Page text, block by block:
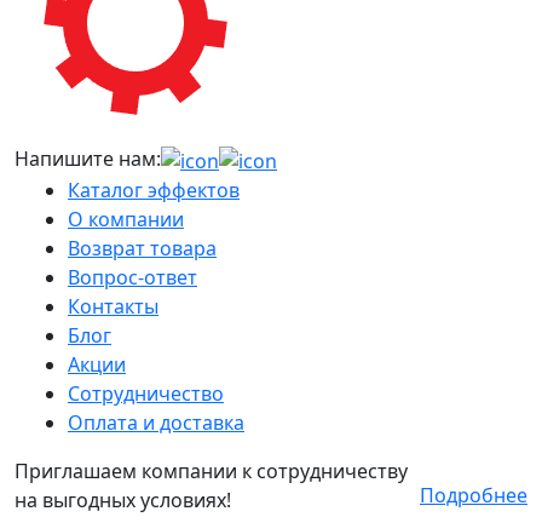
Напишите нам:
Каталог эффектов
О компании
Возврат товара
Вопрос-ответ
Контакты
Блог
Акции
Сотрудничество
Оплата и доставка
Приглашаем компании к сотрудничеству
на выгодных условиях!
Подробнее